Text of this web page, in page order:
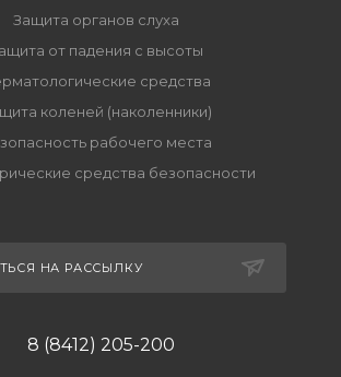
Защита органов слуха
от падения с высоты
средства
коленей (наколенники)
рабочего места
средства безопасности
НА РАССЫЛКУ
8 (8412) 205-200